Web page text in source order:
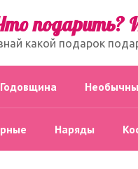
подарить?
какой подарок
Годовщина
Наряды